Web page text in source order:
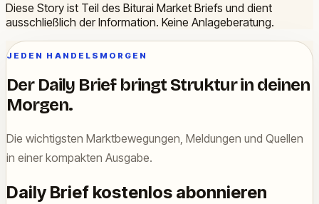
Diese Story ist Teil des Biturai Market Briefs und dient
ausschließlich der Information. Keine Anlageberatung.
JEDEN HANDELSMORGEN
Der Daily Brief bringt Struktur in deinen
Morgen.
Die wichtigsten Marktbewegungen, Meldungen und Quellen
in einer kompakten Ausgabe.
Daily Brief kostenlos abonnieren